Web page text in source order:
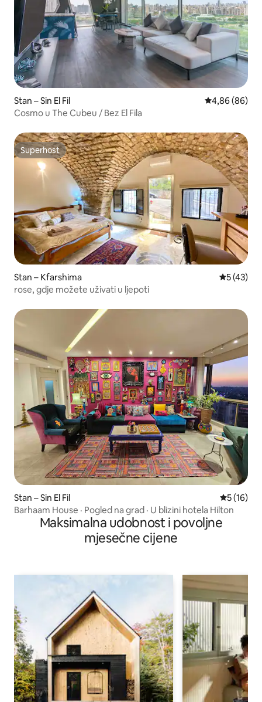
Stan – Sin El Fil Prosječna
4,86 (86)
Cosmo u The Cubeu / Bez El Fila
Superhost
Superhost
Stan – Kfarshima Prosječna
5 (43)
rose, gdje možete uživati u ljepoti
Stan – Sin El Fil Prosječna
5 (16)
Barhaam House · Pogled na grad · U blizini hotela Hilton
Maksimalna udobnost i povoljne
mjesečne cijene